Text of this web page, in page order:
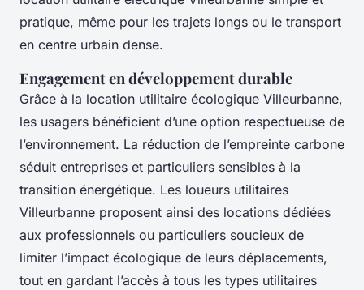
pratique, même pour les trajets longs ou le transport
en centre urbain dense.
Engagement en développement durable
Grâce à la location utilitaire écologique Villeurbanne,
les usagers bénéficient d’une option respectueuse de
l’environnement. La réduction de l’empreinte carbone
séduit entreprises et particuliers sensibles à la
transition énergétique. Les loueurs utilitaires
Villeurbanne proposent ainsi des locations dédiées
aux professionnels ou particuliers soucieux de
limiter l’impact écologique de leurs déplacements,
tout en gardant l’accès à tous les types utilitaires